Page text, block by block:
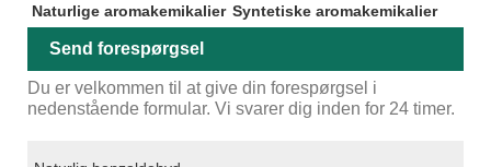
Naturlige aromakemikalier Syntetiske aromakemikalier
Send forespørgsel
Du er velkommen til at give din forespørgsel i
nedenstående formular. Vi svarer dig inden for 24 timer.